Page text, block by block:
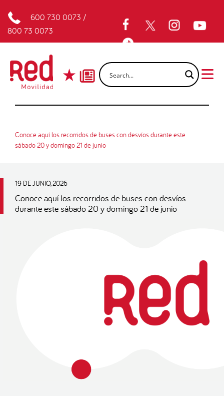
600 730 0073 /
800 73 0073
Conoce aquí los recorridos de buses con desvíos durante este
sábado 20 y domingo 21 de junio
19 DE JUNIO, 2026
Conoce aquí los recorridos de buses con desvíos
durante este sábado 20 y domingo 21 de junio